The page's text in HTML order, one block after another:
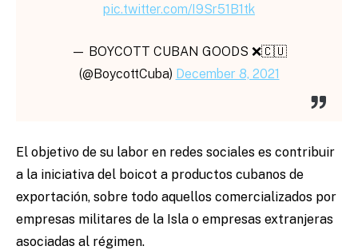
pic.twitter.com/I9Sr51B1tk
— BOYCOTT CUBAN GOODS ❌🇨🇺
(@BoycottCuba) December 8, 2021
El objetivo de su labor en redes sociales es contribuir
a la iniciativa del boicot a productos cubanos de
exportación, sobre todo aquellos comercializados por
empresas militares de la Isla o empresas extranjeras
asociadas al régimen.